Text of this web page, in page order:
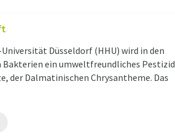
Düsseldorf (HHU) wird in den
ein umweltfreundliches Pestizid
der Dalmatinischen Chrysantheme. Das